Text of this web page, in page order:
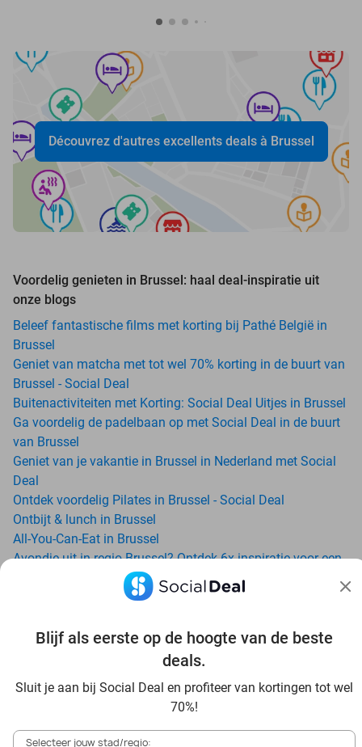
Blijf als eerste op de hoogte van de beste
deals.
Sluit je aan bij Social Deal en profiteer van kortingen tot wel
70%!
Selecteer jouw stad/regio:
Découvrez d'autres excellents deals à Brussel
Voordelig genieten in Brussel: haal deal-inspiratie uit
onze blogs
Beleef fantastische films met korting bij Pathé België in
Brussel
Geniet van matcha met tot wel 70% korting in de buurt van
Brussel - Social Deal
Buitenactiviteiten met Korting: Social Deal Uitjes in Brussel
Ga voordelig de padelbaan op met Social Deal in de buurt
van Brussel
Geniet van je vakantie in Brussel in Nederland met Social
Deal
Ontdek voordelig Pilates in Brussel - Social Deal
Ontbijt & lunch in Brussel
All-You-Can-Eat in Brussel
Avondje uit in regio Brussel? Ontdek 6x inspiratie voor een
onvergetelijke avond
Date ideeën voor Brussel en omgeving: ontdek 16 tips voor
Trampolinespringen bij Arenal Grimbergen: ontdek een
beste dierentuin van Europa
Ontdek de beste restaurants in Brussel via Social Deal
Voordelig sushi scoren? Ontdek de beste sushi restaurants